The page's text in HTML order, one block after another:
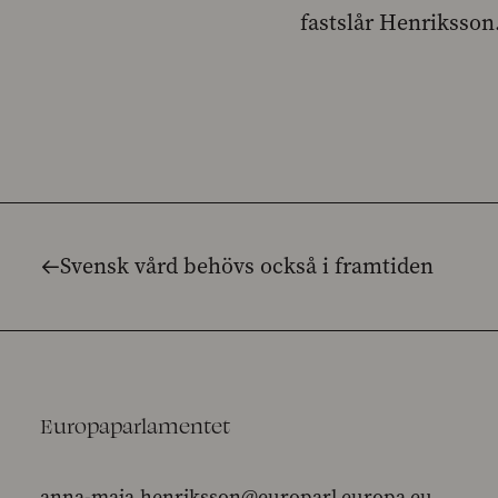
fastslår
Svensk vård behövs också i framtiden
Europaparlamentet